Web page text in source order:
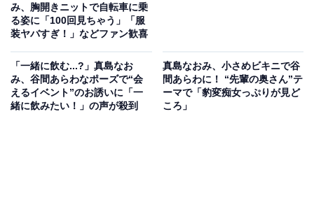
み、胸開きニットで自転車に乗
る姿に「100回見ちゃう」「服
装ヤバすぎ！」などファン歓喜
「一緒に飲む...?」真島なお
み、谷間あらわなポーズで“会
えるイベント”のお誘いに「一
緒に飲みたい！」の声が殺到
真島なおみ、小さめビキニで谷
間あらわに！ “先輩の奥さん”テ
ーマで「豹変痴女っぷりが見ど
ころ」